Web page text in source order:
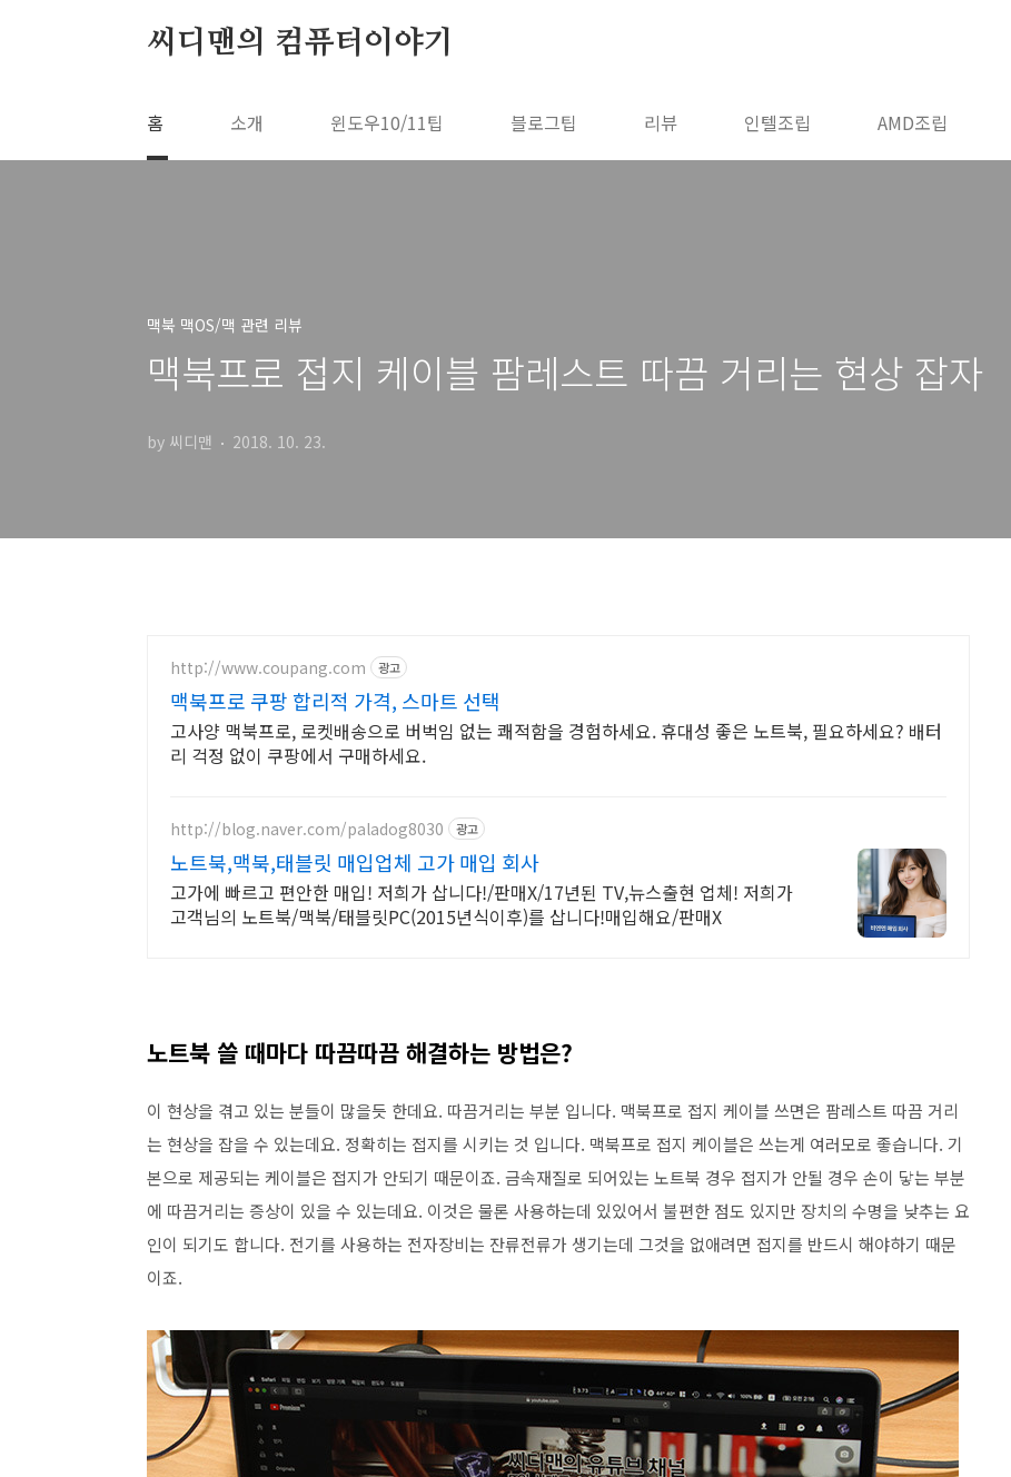
씨디맨의 컴퓨터이야기
홈 소개 윈도우10/11팁 블로그팁 리뷰 인텔조립 AMD조립
맥북 맥OS/맥 관련 리뷰
맥북프로 접지 케이블 팜레스트 따끔 거리는 현상 잡자
by 씨디맨 2018. 10. 23.
http://www.coupang.com 광고
맥북프로 쿠팡 합리적 가격, 스마트 선택
고사양 맥북프로, 로켓배송으로 버벅임 없는 쾌적함을 경험하세요. 휴대성 좋은 노트북, 필요하세요? 배터
리 걱정 없이 쿠팡에서 구매하세요.
http://blog.naver.com/paladog8030 광고
노트북,맥북,태블릿 매입업체 고가 매입 회사
고가에 빠르고 편안한 매입! 저희가 삽니다!/판매X/17년된 TV,뉴스출현 업체! 저희가
고객님의 노트북/맥북/태블릿PC(2015년식이후)를 삽니다!매입해요/판매X
노트북 쓸 때마다 따끔따끔 해결하는 방법은?
이 현상을 겪고 있는 분들이 많을듯 한데요. 따끔거리는 부분 입니다. 맥북프로 접지 케이블 쓰면은 팜레스트 따끔 거리
는 현상을 잡을 수 있는데요. 정확히는 접지를 시키는 것 입니다. 맥북프로 접지 케이블은 쓰는게 여러모로 좋습니다. 기
본으로 제공되는 케이블은 접지가 안되기 때문이죠. 금속재질로 되어있는 노트북 경우 접지가 안될 경우 손이 닿는 부분
에 따끔거리는 증상이 있을 수 있는데요. 이것은 물론 사용하는데 있있어서 불편한 점도 있지만 장치의 수명을 낮추는 요
인이 되기도 합니다. 전기를 사용하는 전자장비는 잔류전류가 생기는데 그것을 없애려면 접지를 반드시 해야하기 때문
이죠.